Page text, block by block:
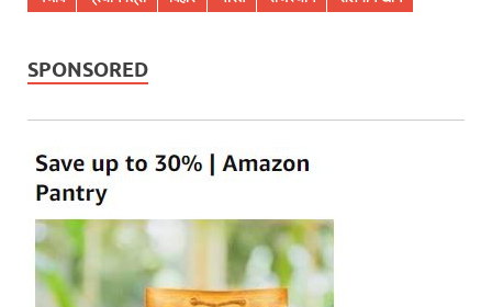
SPONSORED